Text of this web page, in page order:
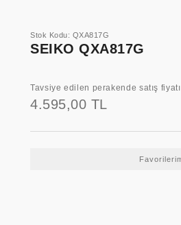
ELEGANCE
SEIKO 5 SPORTS
Stok Kodu: QXA817G
SEIKO QXA817G
Tavsiye edilen perakende satış fiyatı
4.595,00 TL